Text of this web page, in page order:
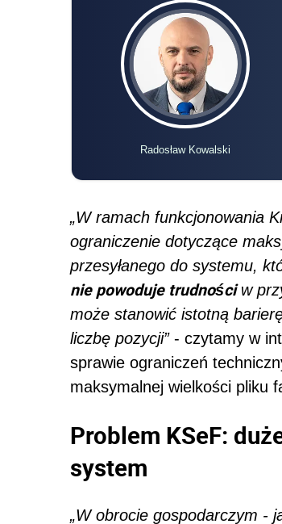
Radosław Kowalski
„W ramach funkcjonowania
ograniczenie dotyczące
przesyłanego do systemu,
nie powoduje trudnościw
może stanowić istotną
liczbę pozycji”- czytamy w
sprawie ograniczeń
maksymalnej wielkości pliku
Problem KSeF:
system
„W obrocie gospodarczym -